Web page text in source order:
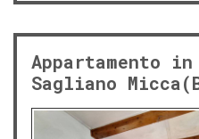
Appartamento
Sagliano